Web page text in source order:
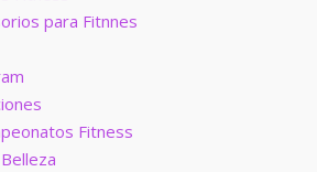
para Fitnnes
Fitness